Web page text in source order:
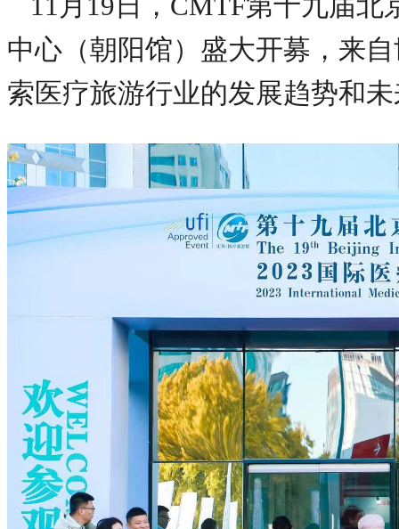
中心（朝阳馆）盛大开募，来
索医疗旅游行业的发展趋势和